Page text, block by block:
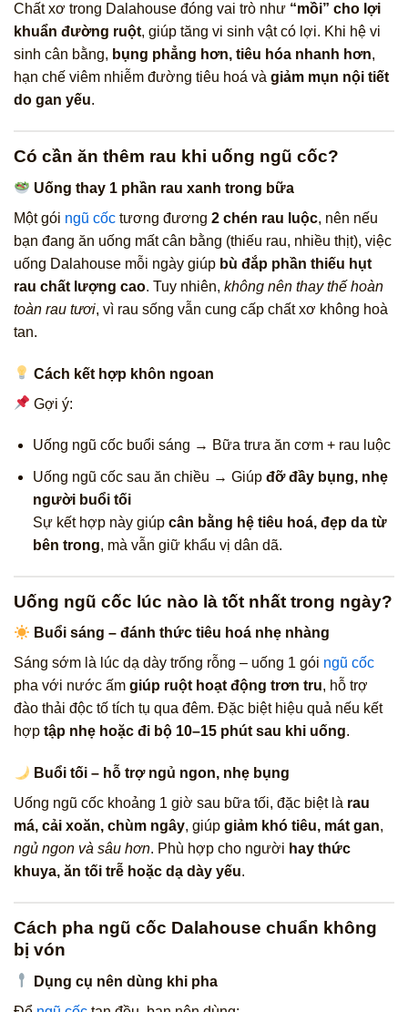
Chất xơ trong Dalahouse đóng vai trò như “mồi” cho lợi
khuẩn đường ruột, giúp tăng vi sinh vật có lợi. Khi hệ vi
sinh cân bằng, bụng phẳng hơn, tiêu hóa nhanh hơn,
hạn chế viêm nhiễm đường tiêu hoá và giảm mụn nội tiết
do gan yếu.
Có cần ăn thêm rau khi uống ngũ cốc?
Uống thay 1 phần rau xanh trong bữa
Một gói ngũ cốc tương đương 2 chén rau luộc, nên nếu
bạn đang ăn uống mất cân bằng (thiếu rau, nhiều thịt), việc
uống Dalahouse mỗi ngày giúp bù đắp phần thiếu hụt
rau chất lượng cao. Tuy nhiên, không nên thay thế hoàn
toàn rau tươi, vì rau sống vẫn cung cấp chất xơ không hoà
tan.
Cách kết hợp khôn ngoan
Gợi ý:
Uống ngũ cốc buổi sáng → Bữa trưa ăn cơm + rau luộc
Uống ngũ cốc sau ăn chiều → Giúp đỡ đầy bụng, nhẹ
người buổi tối
Sự kết hợp này giúp cân bằng hệ tiêu hoá, đẹp da từ
bên trong, mà vẫn giữ khẩu vị dân dã.
Uống ngũ cốc lúc nào là tốt nhất trong ngày?
Buổi sáng – đánh thức tiêu hoá nhẹ nhàng
Sáng sớm là lúc dạ dày trống rỗng – uống 1 gói ngũ cốc
pha với nước ấm giúp ruột hoạt động trơn tru, hỗ trợ
đào thải độc tố tích tụ qua đêm. Đặc biệt hiệu quả nếu kết
hợp tập nhẹ hoặc đi bộ 10–15 phút sau khi uống.
Buổi tối – hỗ trợ ngủ ngon, nhẹ bụng
Uống ngũ cốc khoảng 1 giờ sau bữa tối, đặc biệt là rau
má, cải xoăn, chùm ngây, giúp giảm khó tiêu, mát gan,
ngủ ngon và sâu hơn. Phù hợp cho người hay thức
khuya, ăn tối trễ hoặc dạ dày yếu.
Cách pha ngũ cốc Dalahouse chuẩn không
bị vón
Dụng cụ nên dùng khi pha